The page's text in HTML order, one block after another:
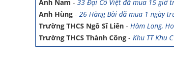
Anh Hùng -26 Hàng Bài đã mua 1 ngày
Trường THCS Ngô Sĩ Liên-Hàm Long,
Trường THCS Thành Công-Khu TT Khu
trước